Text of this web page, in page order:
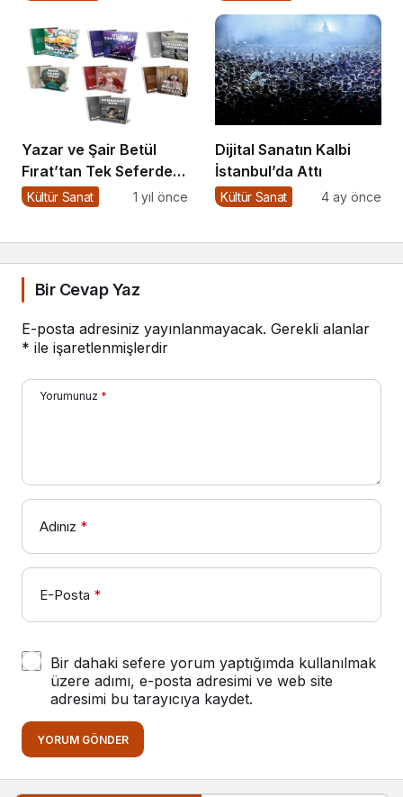
Yazar ve Şair Betül
Fırat’tan Tek Seferde 7
Kitap Müjdesi
Kültür Sanat 1 yıl önce
Dijital Sanatın Kalbi
İstanbul’da Attı
Kültür Sanat 4 ay önce
Bir Cevap Yaz
E-posta adresiniz yayınlanmayacak. Gerekli alanlar
* ile işaretlenmişlerdir
Yorumunuz *
Adınız *
E-Posta *
Bir dahaki sefere yorum yaptığımda kullanılmak
üzere adımı, e-posta adresimi ve web site
adresimi bu tarayıcıya kaydet.
YORUM GÖNDER